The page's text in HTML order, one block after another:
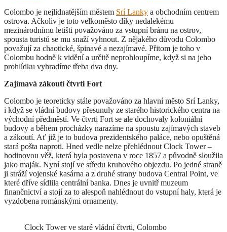
Colombo je nejlidnatějším městem Srí Lanky a obchodním centrem
ostrova. Ačkoliv je toto velkoměsto díky nedalekému
mezinárodnímu letišti považováno za vstupní bránu na ostrov,
spousta turistů se mu snaží vyhnout. Z nějakého důvodu Colombo
považují za chaotické, špinavé a nezajímavé. Přitom je toho v
Colombu hodně k vidění a určitě neprohloupíme, když si na jeho
prohlídku vyhradíme třeba dva dny.
Zajímavá zákoutí čtvrti Fort
Colombo je teoreticky stále považováno za hlavní město Srí Lanky,
i když se vládní budovy přesunuly ze starého historického centra na
východní předměstí. Ve čtvrti Fort se ale dochovaly koloniální
budovy a během procházky narazíme na spoustu zajímavých staveb
a zákoutí. Ať již je to budova prezidentského paláce, nebo opuštěná
stará pošta naproti. Hned vedle nelze přehlédnout Clock Tower –
hodinovou věž, která byla postavena v roce 1857 a původně sloužila
jako maják. Nyní stojí ve středu kruhového objezdu. Po jedné straně
ji stráží vojenské kasárna a z druhé strany budova Central Point, ve
které dříve sídlila centrální banka. Dnes je uvnitř muzeum
finančnictví a stojí za to alespoň nahlédnout do vstupní haly, která je
vyzdobena románskými ornamenty.
Clock Tower ve staré vládní čtvrti, Colombo